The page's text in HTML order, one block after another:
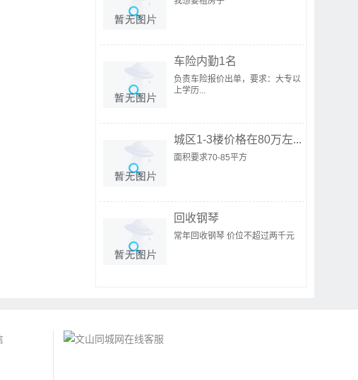
车险内勤1名
负责车险报价出单，要求：大专以
上学历...
城区1-3楼价格在80万左...
面积要求70-85平方
回收钢琴
常年回收钢琴 价位不超过两千元